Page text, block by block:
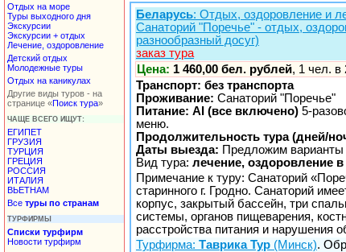
Отдых на море
Туры выходного дня
Экскурсии
Экскурсии + отдых
Лечение, оздоровление
Детский отдых
Молодежные туры
Отдых на каникулах
Другие виды туров - на
странице «Поиск тура»
ЧАЩЕ ВСЕГО ИЩУТ:
ЕГИПЕТ
ГРУЗИЯ
ТУРЦИЯ
ГРЕЦИЯ
РОССИЯ
ИТАЛИЯ
ВЬЕТНАМ
Все туры по странам
ТУРФИРМЫ
Списки турфирм
Новости турфирм
Беларусь: Отдых, оздоровление и
Санаторий "Поречье" - отдых,
разнообразный досуг)
заказ тура
Цена: 1 460,00 бел. рублей, 1 чел. в
Транспорт: без транспорта
Проживание: Санаторий "Поречье"
Питание: AI (все включено) 5-
меню.
Продолжительность тура (дней/
Даты выезда: Предложим
Вид тура: лечение, оздоровление
Примечание к туру: Санаторий
старинного г. Гродно. Санаторий
корпус, закрытый бассейн, три
системы, органов пищеварения,
расстройства питания и нарушения
Турфирма: Таврика Тур (Минск).